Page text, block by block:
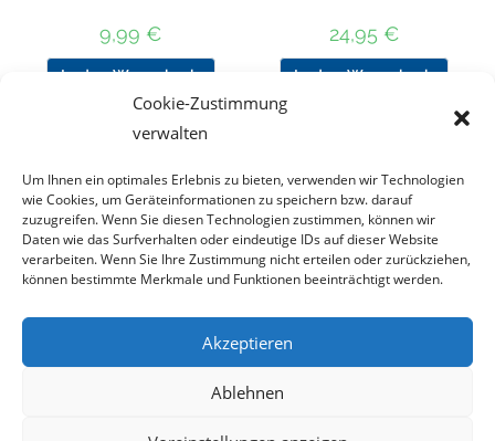
Cookie-Zustimmung
verwalten
Um Ihnen ein optimales Erlebnis zu bieten, verwenden wir Technologien
wie Cookies, um Geräteinformationen zu speichern bzw. darauf
zuzugreifen. Wenn Sie diesen Technologien zustimmen, können wir
Daten wie das Surfverhalten oder eindeutige IDs auf dieser Website
verarbeiten. Wenn Sie Ihre Zustimmung nicht erteilen oder zurückziehen,
können bestimmte Merkmale und Funktionen beeinträchtigt werden.
Akzeptieren
Ablehnen
9,99 €
In den Warenkorb
24,95 €
In den Warenkorb
Nach Preis filtern
Kategorie
auswählen
Datenschutz
Haftungsausschluss